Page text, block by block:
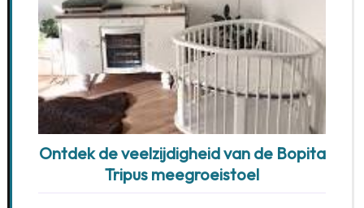
Ontdek de veelzijdigheid van de Bopita
Tripus meegroeistoel